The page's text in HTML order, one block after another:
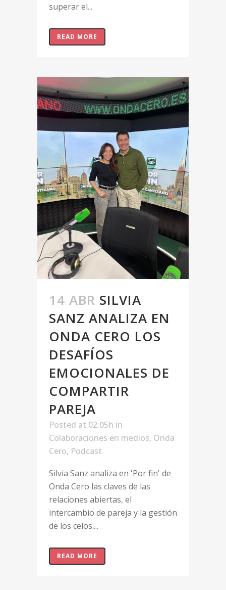
superar el...
READ MORE
14 ABR SILVIA
SANZ ANALIZA EN
ONDA CERO LOS
DESAFÍOS
EMOCIONALES DE
COMPARTIR
PAREJA
Posted at 02:05h in
Colaboraciones en medios, Onda
Cero, Podcast
Silvia Sanz analiza en 'Por fin' de
Onda Cero las claves de las
relaciones abiertas, el
intercambio de pareja y la gestión
de los celos....
READ MORE